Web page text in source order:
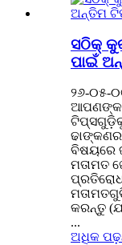
ସଠିକ୍
ପାଇଁ
୨୬-୦୫-
ଆପଣଙ୍କ
ଢାଙ୍କଣର
ବିଷୟରେ
ମତାମତ
ପ୍ରତିରୋଧ
କରନ୍ତୁ
...
ଅଧିକ